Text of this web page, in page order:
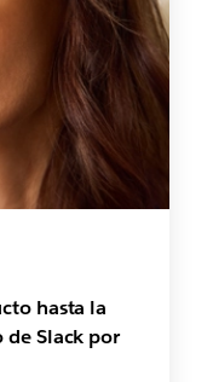
hasta la
de Slack por